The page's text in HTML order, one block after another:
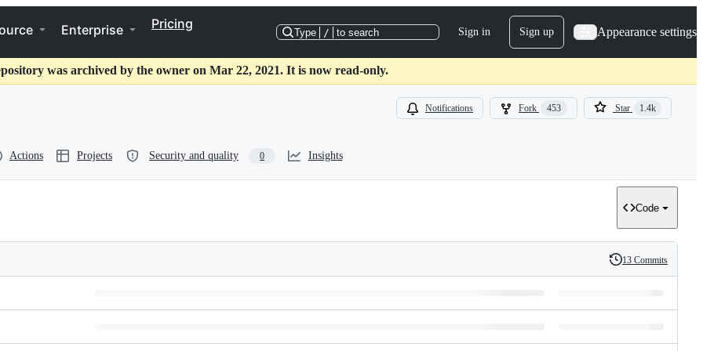
Enterprise Pricing
Type / to search Sign in Sign up Appearance settings
was archived by the owner on Mar 22, 2021. It is now read-only.
Notifications Fork 453 Star 1.4k
Actions Projects Security and quality 0 Insights
Code
History
13 Commits